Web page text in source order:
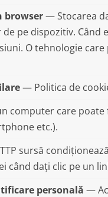
browser— Stocarea
pe dispozitiv. Când
O tehnologie
— Politica de
computer care poate
etc.).
sursă
când dați clic pe un
personală —